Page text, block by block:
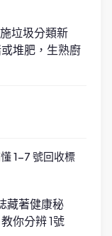
垃圾分類新
堆肥，生熟廚
1-7 號回收標
藏著健康秘
你分辨 1號